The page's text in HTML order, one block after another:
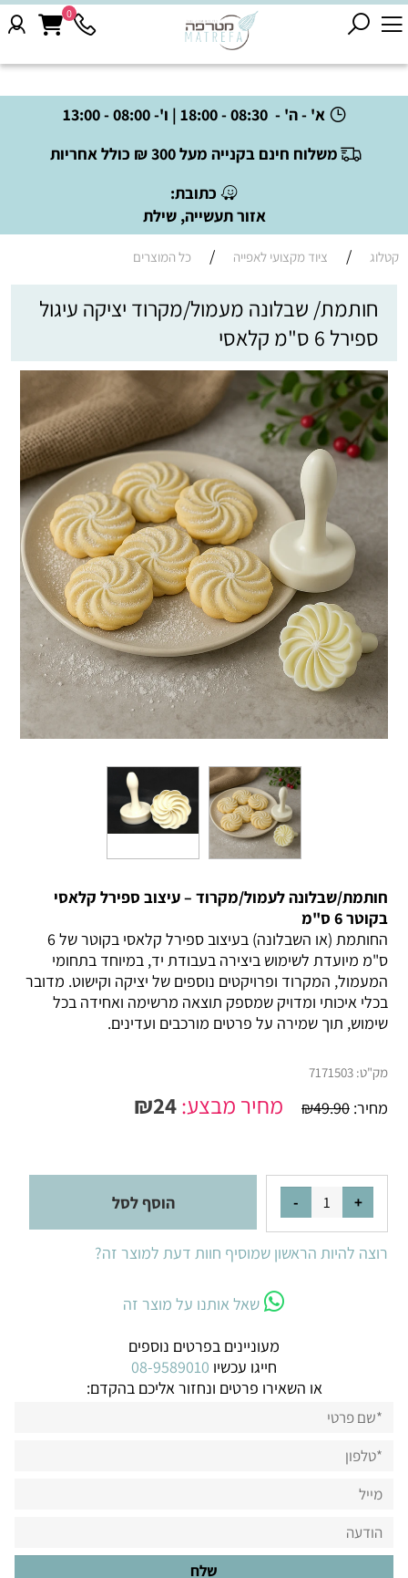
א' - ה' - 08:30 - 18:00 | ו'- 08:00 - 13:00
משלוח חינם בקנייה מעל 300 ₪ כולל אחריות
כתובת:
אזור תעשייה, שילת
0
קטלוג / ציוד מקצועי לאפייה / כל המוצרים
חותמת/ שבלונה מעמול/מקרוד יציקה עיגול
ספירל 6 ס"מ קלאסי
חותמת/שבלונה לעמול/מקרוד – עיצוב ספירל קלאסי
בקוטר 6 ס"מ
החותמת (או השבלונה) בעיצוב ספירל קלאסי בקוטר של 6
ס"מ מיועדת לשימוש ביצירה בעבודת יד, במיוחד בתחומי
המעמול, המקרוד ופרויקטים נוספים של יציקה וקישוט. מדובר
בכלי איכותי ומדויק שמספק תוצאה מרשימה ואחידה בכל
שימוש, תוך שמירה על פרטים מורכבים ועדינים.
מק"ט: 7171503
מחיר: ₪49.90 מחיר מבצע: ₪24
הוסף לסל
רוצה להיות הראשון שמוסיף חוות דעת למוצר זה?
שאל אותנו על מוצר זה
מעוניינים בפרטים נוספים
חייגו עכשיו 08-9589010
או השאירו פרטים ונחזור אליכם בהקדם: